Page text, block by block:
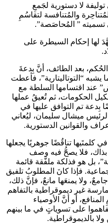
لا دستورية لجَمعِ
والمُتنافسة لتقاسُمِ
تسميته ” المُحاصَصة”.
لها إحكام السيطرة على
بعد الطائف، أنَّ بِدعةَ
يشبه “التوتاليتارية”، فأعطت
عند اقتسامها السلطة مع
الحكومات، ثم تُعيقُ عملها
بِدعة تم التوافق عليها في
ميشال سليمان، ليُعاني
والقوانين الدستورية.
كلمتَيها تناقُضًا جوهريًا يجعلها
بذاك، فلا يصحُّ فيه وصف
بل هو فذلكة ملفَّقة قائمة
فإذا كانَ المطلوبُ تلفيق
ولا يمنعَها مانعٌ، فإنَّ ذلك،
غير ديموقراطية بالتفاهم
أو أنَّ الأوصياء
على تسوياتٍ في ما بينهم
ولا بالديموقراطية.